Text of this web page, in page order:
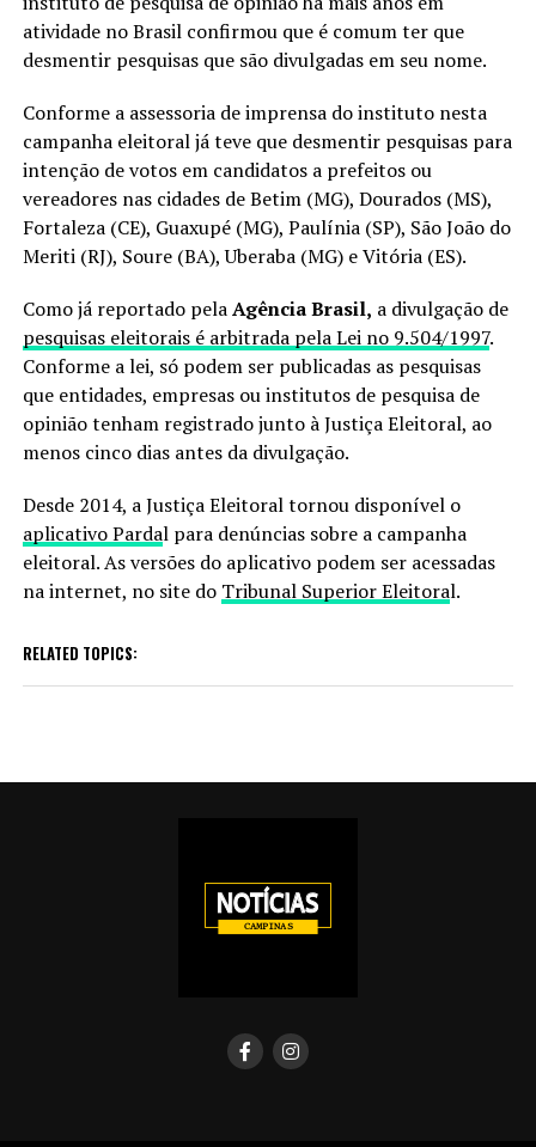
atividade no Brasil confirmou que é comumterque
desmentir pesquisas que são divulgadas em seu nome.
Conforme a assessoria de imprensa do instituto nesta
campanha eleitoral já teve que desmentir pesquisas para
intenção de votos em candidatos a prefeitos ou
vereadores nas cidades de Betim (MG), Dourados (MS),
Fortaleza (CE), Guaxupé (MG), Paulínia (SP), São João do
Meriti (RJ), Soure (BA), Uberaba (MG) e Vitória (ES).
Como já reportado pelaAgência Brasil, a divulgação de
pesquisas eleitorais é arbitrada pela Lei no 9.504/1997.
Conforme a lei, só podem ser publicadas as pesquisas
que entidades, empresas ou institutos de pesquisa de
opinião tenham registrado junto à Justiça Eleitoral, ao
menos cinco dias antes da divulgação.
Desde 2014, a Justiça Eleitoral tornou disponível o
aplicativo Pardal para denúncias sobre a campanha
eleitoral. As versões do aplicativo podem ser acessadas
na internet, no site do Tribunal Superior Eleitoral.
RELATED TOPICS: